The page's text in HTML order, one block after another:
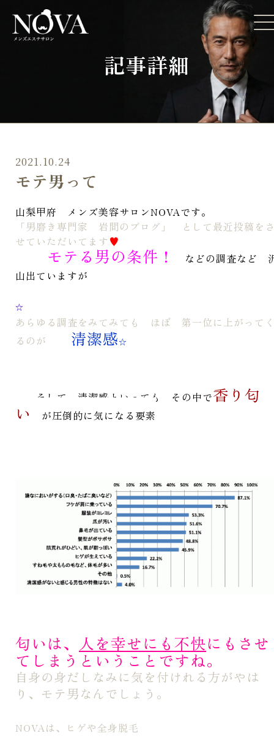
記事詳細
2021.10.24
モテ男って
山梨甲府 メンズ美容サロンNOVAです。
「男磨き専門家 岩間のブログ」 として最近投稿を
せていただいてます ♥
モテる男の条件！
などの調査など
山出ていますが
☆
あらゆる調査をみてみても ほぼ 第一位に上がって
るのが
清潔感☆
そして、清潔感といっても その中で香り匂
い
が圧倒的に気になる要素
匂いは、 人を幸せにも不快にもさせ
てしまうということですね。
自身の身だしなみに気を付けれる方がやは
り、モテ男なんでしょう。
NOVAは、ヒゲや全身脱毛